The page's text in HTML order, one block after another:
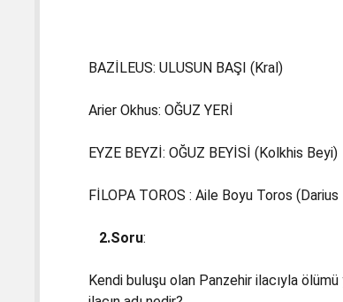
BAZİLEUS: ULUSUN BAŞI (Kral)
Arier Okhus: OĞUZ YERİ
EYZE BEYZİ: OĞUZ BEYİSİ (Kolkhis Beyi)
FİLOPA TOROS : Aile Boyu Toros (Darius
2.Soru:
Kendi buluşu olan Panzehir ilacıyla ölümü